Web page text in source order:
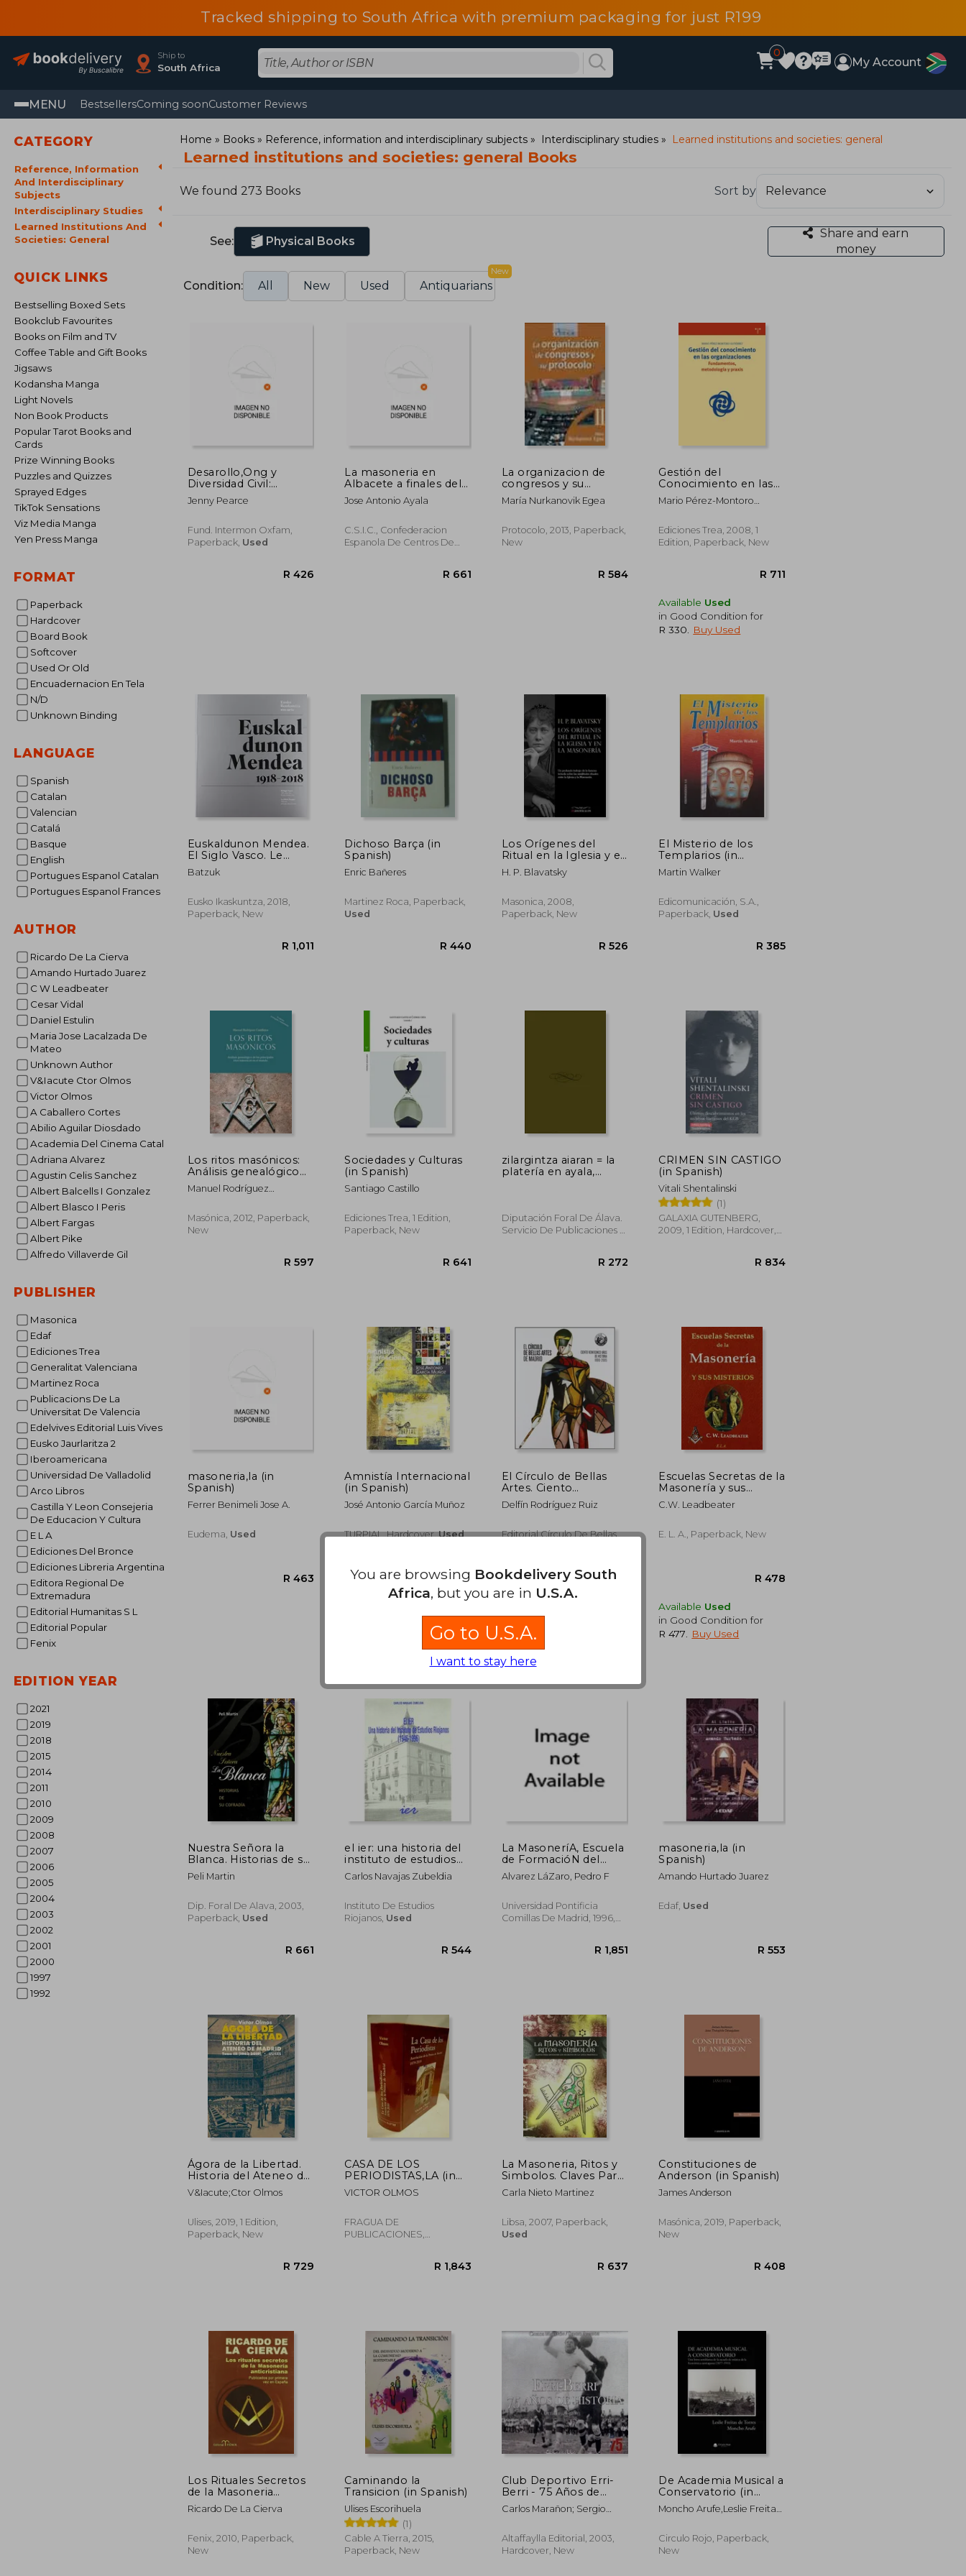
Tracked shipping to South Africa with premium packaging for just R199
Ship to
South Africa
0
My Account
MENU BestsellersComing soonCustomer Reviews
CATEGORY
Reference, Information
And Interdisciplinary
Subjects
Interdisciplinary Studies
Learned Institutions And
Societies: General
QUICK LINKS
Bestselling Boxed Sets
Bookclub Favourites
Books on Film and TV
Coffee Table and Gift Books
Jigsaws
Kodansha Manga
Light Novels
Non Book Products
Popular Tarot Books and
Cards
Prize Winning Books
Puzzles and Quizzes
Sprayed Edges
TikTok Sensations
Viz Media Manga
Yen Press Manga
FORMAT
Paperback
Hardcover
Board Book
Softcover
Used Or Old
Encuadernacion En Tela
N/D
Unknown Binding
LANGUAGE
Spanish
Catalan
Valencian
Catalá
Basque
English
Portugues Espanol Catalan
Portugues Espanol Frances
AUTHOR
Ricardo De La Cierva
Amando Hurtado Juarez
C W Leadbeater
Cesar Vidal
Daniel Estulin
Maria Jose Lacalzada De
Mateo
Unknown Author
V&Iacute Ctor Olmos
Victor Olmos
A Caballero Cortes
Abilio Aguilar Diosdado
Academia Del Cinema Catal
Adriana Alvarez
Agustin Celis Sanchez
Albert Balcells I Gonzalez
Albert Blasco I Peris
Albert Fargas
Albert Pike
Alfredo Villaverde Gil
PUBLISHER
Masonica
Edaf
Ediciones Trea
Generalitat Valenciana
Martinez Roca
Publicacions De La
Universitat De Valencia
Edelvives Editorial Luis Vives
Eusko Jaurlaritza 2
Iberoamericana
Universidad De Valladolid
Arco Libros
Castilla Y Leon Consejeria
De Educacion Y Cultura
E L A
Ediciones Del Bronce
Ediciones Libreria Argentina
Editora Regional De
Extremadura
Editorial Humanitas S L
Editorial Popular
Fenix
EDITION YEAR
2021
2019
2018
2015
2014
2011
2010
2009
2008
2007
2006
2005
2004
2003
2002
2001
2000
1997
1992
Home Books Reference, information and interdisciplinary subjects Interdisciplinary studies Learned institutions and societies: general
Learned institutions and societies: general Books
We found 273 Books Sort by
See: Physical Books
Share and earn
money
Condition: All New Used Antiquarians
New
Desarollo,Ong y
Diversidad Civil:
Development Ngos
and Civil Society
Jenny Pearce
Fund. Intermon Oxfam,
Paperback, Used
La masoneria en
Albacete a finales del
siglo XIX (Serie I--
Ensayos historicos y
Edition) (in Spanish)
Jose Antonio Ayala
C.S.I.C., Confederacion
Espanola De Centros De
La organizacion de
congresos y su
protocolo (in Spanish)
María Nurkanovik Egea
Protocolo, 2013, Paperback,
New
R 584
Gestión del
Conocimiento en las
Organizaciones:
Fundamentos,
(in Spanish)
Mario Pérez-Montoro
Ediciones Trea, 2008, 1
Edition, Paperback, New
Available Used
in Good Condition for
R 330
Buy Used
Euskaldunon Mendea.
El Siglo Vasco. Le
Siècle Basque. 1918-
2018: Eusko
100 Años de Eusko
Ikaskuntza. 100 ans
Batzuk
Eusko Ikaskuntza, 2018,
Paperback, New
Dichoso Barça (in
Spanish)
Enric Bañeres
Martinez Roca, Paperback,
Used
Los Orígenes del
Ritual en la Iglesia y en
la Masonería (in
Spanish)
H. P. Blavatsky
Masonica, 2008,
Paperback, New
El Misterio de los
Templarios (in
Spanish)
Martin Walker
Edicomunicación, S.A.,
Paperback, Used
Los ritos masónicos:
Análisis genealógico
de los principales ritos
masónicos en el
Manuel Rodríguez
Masónica, 2012, Paperback,
New
Sociedades y Culturas
(in Spanish)
Santiago Castillo
Ediciones Trea, 1 Edition,
Paperback, New
zilargintza aiaran = la
platería en ayala,
Diputación Foral De Álava.
Servicio De Publicaciones =
CRIMEN SIN CASTIGO
(in Spanish)
Vitali Shentalinski
(1)
GALAXIA GUTENBERG,
2009, 1 Edition, Hardcover,
masoneria,la (in
Spanish)
Ferrer Benimeli Jose A.
Eudema, Used
Amnistía Internacional
(in Spanish)
José Antonio García Muñoz
TURPIAL, Hardcover,Used
El Círculo de Bellas
Artes. Ciento
Veinticinco Años de
Historia, 1880-2005 (in
Delfín Rodríguez Ruiz
Editorial Círculo De Bellas
R 810
Escuelas Secretas de la
Masonería y sus
Misterios. (in Spanish)
C.W. Leadbeater
E. L. A., Paperback, New
Available Used
in Good Condition for
R 477
Buy Used
Nuestra Señora la
Blanca. Historias de su
Cofradia (in Spanish)
Peli Martin
Dip. Foral De Alava, 2003,
Paperback, Used
R 661
el ier: una historia del
instituto de estudios
riojanos (in Spanish)
Carlos Navajas Zubeldia
Instituto De Estudios
Riojanos, Used
R 544
La MasoneríA, Escuela
de FormacióN del
Ciudadano: La
EducacióN Interna de
EspañOles en el
ÚLtimo Tercio de Siglo
Alvarez LáZaro, Pedro F
Universidad Pontificia
Comillas De Madrid, 1996,
R 1,851
masoneria,la (in
Spanish)
Amando Hurtado Juarez
Edaf, Used
Ágora de la Libertad.
Historia del Ateneo de
Madrid. Tomo iii (1962-
2019) (in Spanish)
V&Iacute;Ctor Olmos
Ulises, 2019, 1 Edition,
Paperback, New
R 729
CASA DE LOS
PERIODISTAS,LA (in
Spanish)
VICTOR OLMOS
FRAGUA DE
PUBLICACIONES,
La Masoneria, Ritos y
Simbolos. Claves Para
Entender los Secretos
de la Logia Masonica
Carla Nieto Martinez
Libsa, 2007, Paperback,
Used
Constituciones de
Anderson (in Spanish)
James Anderson
Masónica, 2019, Paperback,
New
Los Rituales Secretos
de la Masoneria
Anticristiana (in
Spanish)
Ricardo De La Cierva
Fenix, 2010, Paperback,
New
Caminando la
Transicion (in Spanish)
Ulises Escorihuela
(1)
Cable A Tierra, 2015,
Paperback, New
Club Deportivo Erri-
Berri - 75 Años de
Historia (1928-2003)
(in Spanish)
Carlos Marañon; Sergio
Altaffaylla Editorial, 2003,
Hardcover, New
De Academia Musical a
Conservatorio (in
Spanish)
Moncho Arufe,Leslie Freitas
Circulo Rojo, Paperback,
New
You are browsing Bookdelivery South
Africa, but you are in U.S.A.
Go to U.S.A.
I want to stay here